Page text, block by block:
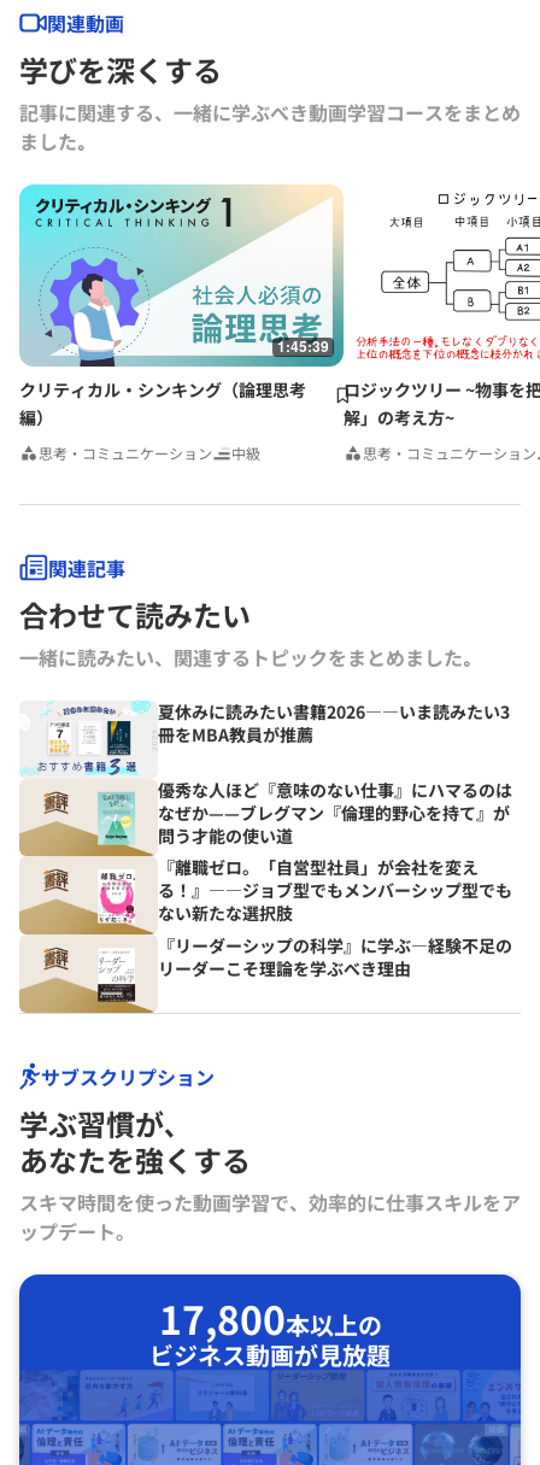
マッキンゼー・アンド・カンパニー・インクにて、食品、通信、医薬、
金融、インフラなどの各企業への戦略・組織コンサルティングに従事。
その後、グロービスに参画し、現在はグロービス経営大学院研究科長と
して企画運営を統括。教員としては、思考領域・ヒト領域の科目を担当
する。
株式会社ラポールヘア・グループ社外取締役。
経済新報社、共訳書に『一流ビジネススクールで教えるデジタル・シフ
ト戦略』ダイヤモンド社。
関連動画
学びを深くする
記事に関連する、一緒に学ぶべき動画学習コースをまとめ
ました｡
1:45:39
クリティカル・シンキング（論理思考
編）
思考・コミュニケーション 中級
ロジックツリー ~物事を
解」の考え方~
思考・コミュニケーション
関連記事
合わせて読みたい
一緒に読みたい、関連するトピックをまとめました｡
夏休みに読みたい書籍2026――いま読みたい3
冊をMBA教員が推薦
優秀な人ほど『意味のない仕事』にハマるのは
なぜか——ブレグマン『倫理的野心を持て』が
問う才能の使い道
『離職ゼロ。「自営型社員」が会社を変え
る！』――ジョブ型でもメンバーシップ型でも
ない新たな選択肢
『リーダーシップの科学』に学ぶ―経験不足の
リーダーこそ理論を学ぶべき理由
サブスクリプション
学ぶ習慣が､
あなたを強くする
スキマ時間を使った動画学習で、効率的に仕事スキルをア
ップデート。
17,800本以上の
ビジネス動画が見放題